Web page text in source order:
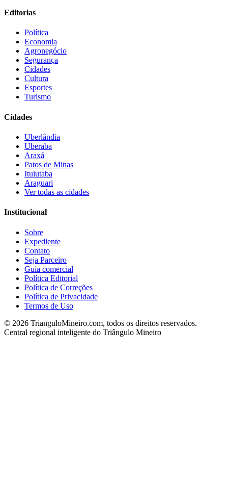
Editorias
Política
Economia
Agronegócio
Segurança
Cidades
Cultura
Esportes
Turismo
Cidades
Uberlândia
Uberaba
Araxá
Patos de Minas
Ituiutaba
Araguari
Ver todas as cidades
Institucional
Sobre
Expediente
Contato
Seja Parceiro
Guia comercial
Política Editorial
Política de Correções
Política de Privacidade
Termos de Uso
© 2026 TrianguloMineiro.com, todos os direitos reservados.
Central regional inteligente do Triângulo Mineiro